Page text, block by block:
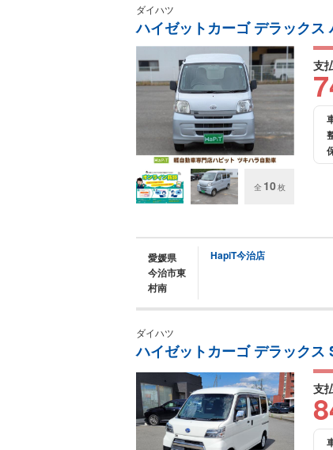
ダイハツ
ハイゼットカーゴ デラックス
全 10枚
支
愛媛県
今治市東
村南
HapiT今治店
ダイハツ
ハイゼットカーゴ デラックス
支